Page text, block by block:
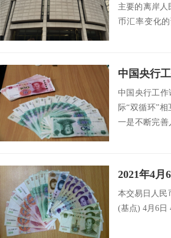
主要的离岸
币汇率变化
中国央行工
际“双循环”
一是不断完
2021年4月
本交易日人民
(基点) 4月6日